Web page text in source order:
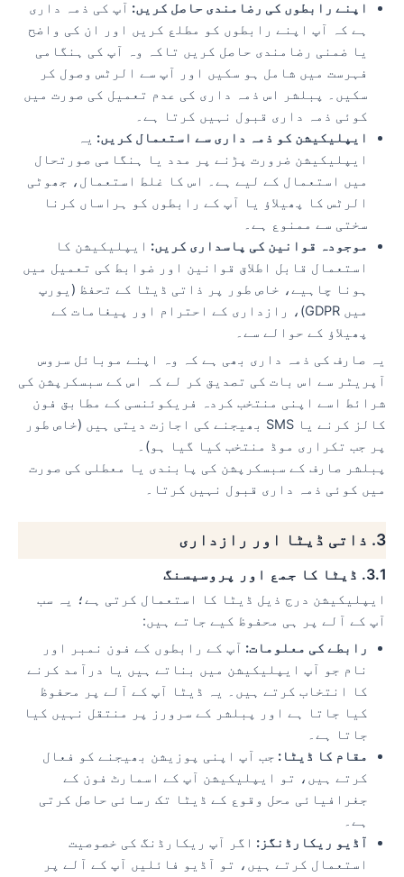
اپنے رابطوں کی رضامندی حاصل کریں: آپ کی ذمہ داری
ہے کہ آپ اپنے رابطوں کو مطلع کریں اور ان کی واضح
یا ضمنی رضامندی حاصل کریں تاکہ وہ آپ کی ہنگامی
فہرست میں شامل ہو سکیں اور آپ سے الرٹس وصول کر
سکیں۔ پبلشر اس ذمہ داری کی عدم تعمیل کی صورت میں
کوئی ذمہ داری قبول نہیں کرتا ہے۔
ایپلیکیشن کو ذمہ داری سے استعمال کریں: یہ
ایپلیکیشن ضرورت پڑنے پر مدد یا ہنگامی صورتحال
میں استعمال کے لیے ہے۔ اس کا غلط استعمال، جھوٹی
الرٹس کا پھیلاؤ یا آپ کے رابطوں کو ہراساں کرنا
سختی سے ممنوع ہے۔
موجودہ قوانین کی پاسداری کریں: ایپلیکیشن کا
استعمال قابل اطلاق قوانین اور ضوابط کی تعمیل میں
ہونا چاہیے، خاص طور پر ذاتی ڈیٹا کے تحفظ (یورپ
میں GDPR)، رازداری کے احترام اور پیغامات کے
پھیلاؤ کے حوالے سے۔
یہ صارف کی ذمہ داری بھی ہے کہ وہ اپنے موبائل سروس
آپریٹر سے اس بات کی تصدیق کر لے کہ اس کے سبسکرپشن کی
شرائط اسے اپنی منتخب کردہ فریکوئنسی کے مطابق فون
کالز کرنے یا SMS بھیجنے کی اجازت دیتی ہیں (خاص طور
پر جب تکراری موڈ منتخب کیا گیا ہو)۔
پبلشر صارف کے سبسکرپشن کی پابندی یا معطلی کی صورت
میں کوئی ذمہ داری قبول نہیں کرتا۔
3. ذاتی ڈیٹا اور رازداری
3.1. ڈیٹا کا جمع اور پروسیسنگ
ایپلیکیشن درج ذیل ڈیٹا کا استعمال کرتی ہے؛ یہ سب
آپ کے آلے پر ہی محفوظ کیے جاتے ہیں:
رابطے کی معلومات: آپ کے رابطوں کے فون نمبر اور
نام جو آپ ایپلیکیشن میں بناتے ہیں یا درآمد کرنے
کا انتخاب کرتے ہیں۔ یہ ڈیٹا آپ کے آلے پر محفوظ
کیا جاتا ہے اور پبلشر کے سرورز پر منتقل نہیں کیا
جاتا ہے۔
مقام کا ڈیٹا: جب آپ اپنی پوزیشن بھیجنے کو فعال
کرتے ہیں، تو ایپلیکیشن آپ کے اسمارٹ فون کے
جغرافیائی محل وقوع کے ڈیٹا تک رسائی حاصل کرتی
ہے۔
آڈیو ریکارڈنگز: اگر آپ ریکارڈنگ کی خصوصیت
استعمال کرتے ہیں، تو آڈیو فائلیں آپ کے آلے پر